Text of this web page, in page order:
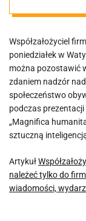
ch”
Współzałożyciel
poniedziałek w
można pozostawić
zdaniem nadzór
społeczeństwo
podczas
„Magnifica
sztuczną
Artykuł
należeć tylko do
wiadomości,